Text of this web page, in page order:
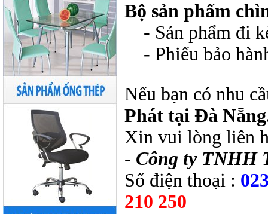
Bộ sản phẩm
- Sản phẩm đi
- Phiếu bảo
Nếu bạn có nhu
Phát tại Đà
Xin vui lòng liên
- Công ty TNHH
Số điện thoại :
210 250